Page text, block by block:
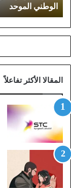
ش
ر
ي
ل
ا
ت
ص
ل
(
s
الوطني الموحد
المقالا الأكثر تفاعلاً